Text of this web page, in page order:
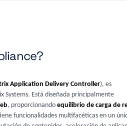
Application Delivery Controller), es
Systems. Está diseñada principalmente
, proporcionando equilibrio de carga de
funcionalidades multifacéticas en un